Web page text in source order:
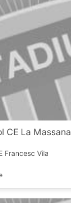
CE La Massana
Francesc Vila